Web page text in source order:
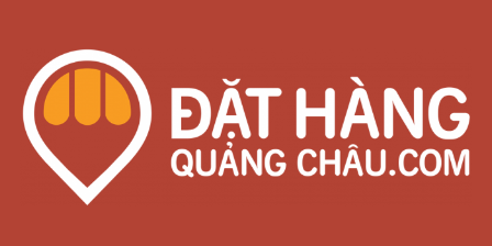
content